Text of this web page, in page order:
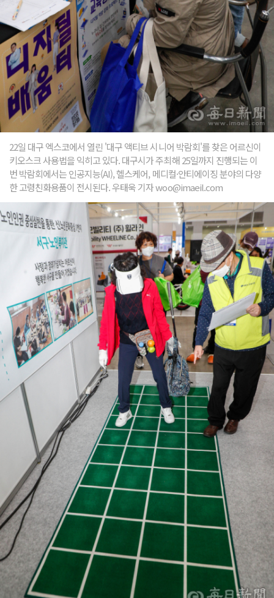
22일 대구 엑스코에서 열린 '대구 액티브 시니어 박람회'를 찾은 어르신이
키오스크 사용법을 익히고 있다. 대구시가 주최해 25일까지 진행되는 이
번 박람회에서는 인공지능(AI), 헬스케어, 메디컬·안티에이징 분야의 다양
한 고령친화용품이 전시된다. 우태욱 기자 woo@imaeil.com